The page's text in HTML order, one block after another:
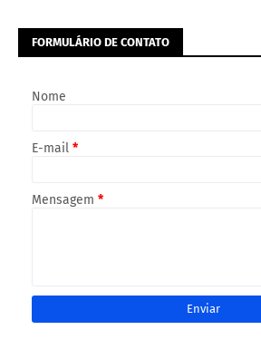
FORMULÁRIO DE CONTATO
Nome
E-mail *
Mensagem *